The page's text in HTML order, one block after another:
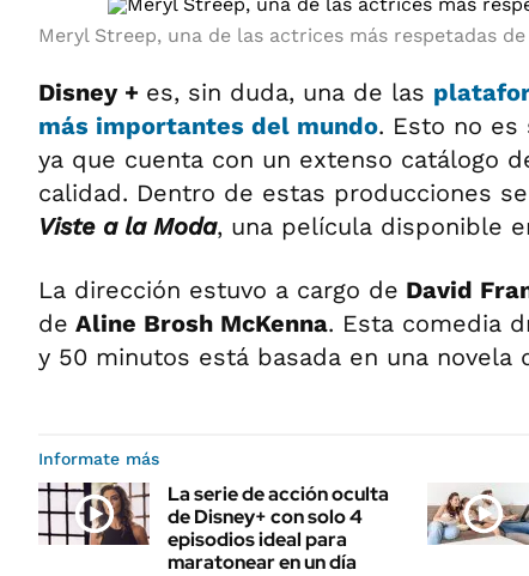
Meryl Streep, una de las actrices más respetadas
Disney + es, sin duda, una de las
más importantes del mundo. Esto no es
ya que cuenta con un extenso catálogo
calidad. Dentro de estas producciones
Viste a la Moda, una película disponible
La dirección estuvo a cargo de David
de Aline Brosh McKenna. Esta comedia
y 50 minutos está basada en una novela
Informate más
La serie de acción oculta
de Disney+ con solo 4
episodios ideal para
maratonear en un día